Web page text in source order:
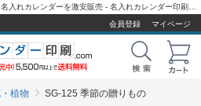
会員登録
マイページ
植物 SG-125 季節の贈りもの